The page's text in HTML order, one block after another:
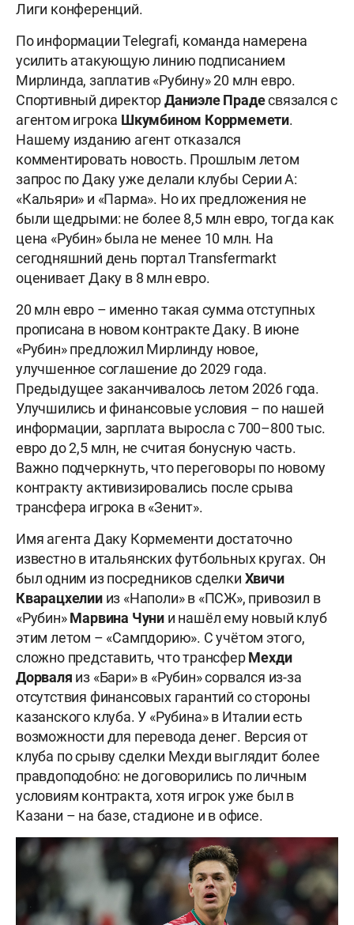
Лиги конференций.
По информации Telegrafi, команда намерена
усилить атакующую линию подписанием
Мирлинда, заплатив «Рубину» 20 млн евро.
Спортивный директорДаниэле Прадесвязался с
агентом игрока Шкумбином Коррмемети.
Нашему изданию агент отказался
комментировать новость. Прошлым летом
запрос по Даку уже делали клубы Серии А:
«Кальяри» и «Парма». Но их предложения не
были щедрыми: не более 8,5 млн евро, тогда как
цена «Рубин» была не менее 10 млн. На
сегодняшний день портал Transfermarkt
оценивает Даку в 8 млн евро.
20 млн евро – именно такая сумма отступных
прописана в новом контракте Даку. В июне
«Рубин» предложил Мирлинду новое,
улучшенное соглашение до 2029 года.
Предыдущее заканчивалось летом 2026 года.
Улучшились и финансовые условия – по нашей
информации, зарплата выросла с 700–800 тыс.
евро до 2,5 млн, не считая бонусную часть.
Важно подчеркнуть, что переговоры по новому
контракту активизировались после срыва
трансфера игрока в «Зенит».
Имя агента Даку Кормементи достаточно
известно в итальянских футбольных кругах. Он
был одним из посредников сделки Хвичи
Кварацхелии из «Наполи» в «ПСЖ», привозил в
«Рубин»Марвина Чуни и нашёл ему новый клуб
этим летом – «Сампдорию». С учётом этого,
сложно представить, что трансферМехди
Дорваля из «Бари» в «Рубин» сорвался из-за
отсутствия финансовых гарантий со стороны
казанского клуба. У «Рубина» в Италии есть
возможности для перевода денег. Версия от
клуба по срыву сделки Мехди выглядит более
правдоподобно: не договорились по личным
условиям контракта, хотя игрок уже был в
Казани – на базе, стадионе и в офисе.